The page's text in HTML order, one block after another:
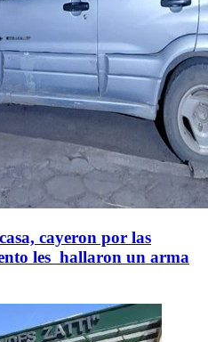
cayeron por las
les hallaron un arma